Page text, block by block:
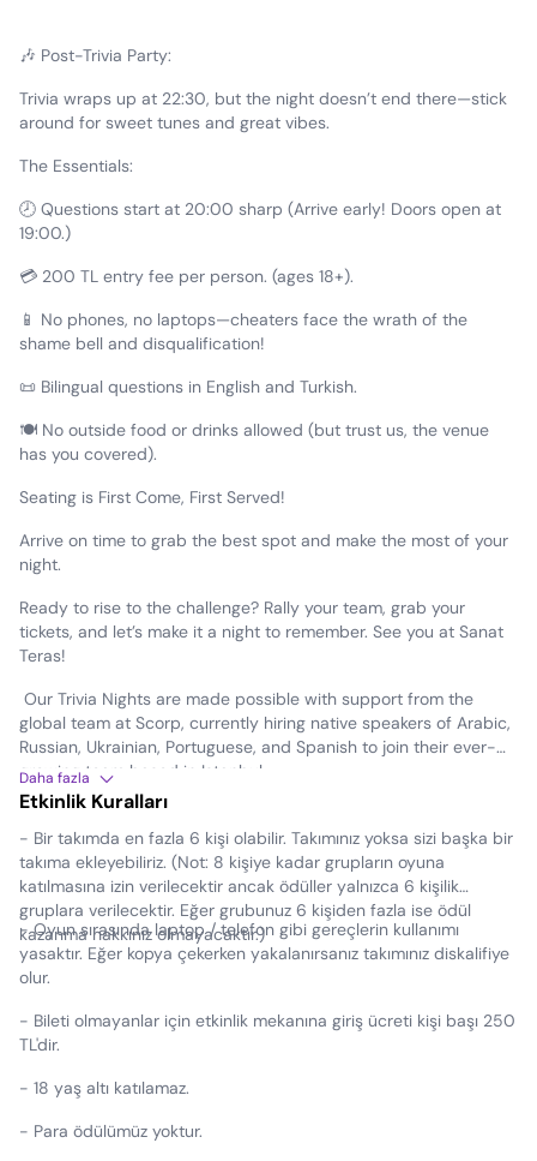
🎶 Post-Trivia Party:
Trivia wraps up at 22:30, but the night doesn’t end there—stick
around for sweet tunes and great vibes.
The Essentials:
🕗 Questions start at 20:00 sharp (Arrive early! Doors open at
19:00.)
💳 200 TL entry fee per person. (ages 18+).
📱 No phones, no laptops—cheaters face the wrath of the
shame bell and disqualification!
📜 Bilingual questions in English and Turkish.
🍽 No outside food or drinks allowed (but trust us, the venue
has you covered).
Seating is First Come, First Served!
Arrive on time to grab the best spot and make the most of your
night.
Ready to rise to the challenge? Rally your team, grab your
tickets, and let’s make it a night to remember. See you at Sanat
Teras!
Our Trivia Nights are made possible with support from the
global team at Scorp, currently hiring native speakers of Arabic,
Russian, Ukrainian, Portuguese, and Spanish to join their ever-
growing team based in Istanbul.
Daha fazla
Etkinlik Kuralları
- Bir takımda en fazla 6 kişi olabilir. Takımınız yoksa sizi başka bir
takıma ekleyebiliriz. (Not: 8 kişiye kadar grupların oyuna
katılmasına izin verilecektir ancak ödüller yalnızca 6 kişilik
gruplara verilecektir. Eğer grubunuz 6 kişiden fazla ise ödül
kazanma hakkınız olmayacaktır.)
- Oyun sırasında laptop / telefon gibi gereçlerin kullanımı
yasaktır. Eğer kopya çekerken yakalanırsanız takımınız diskalifiye
olur.
- Bileti olmayanlar için etkinlik mekanına giriş ücreti kişi başı 250
TL'dir.
- 18 yaş altı katılamaz.
- Para ödülümüz yoktur.